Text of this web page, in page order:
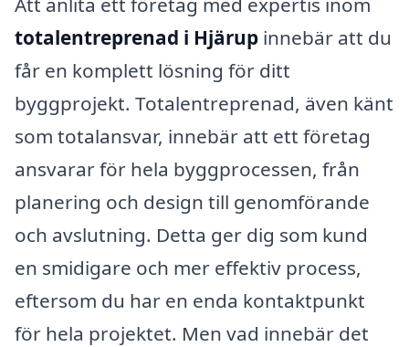
totalentreprenad i Hjärup innebär att du
får en komplett lösning för ditt
byggprojekt. Totalentreprenad, även känt
som totalansvar, innebär att ett företag
ansvarar för hela byggprocessen, från
planering och design till genomförande
och avslutning. Detta ger dig som kund
en smidigare och mer effektiv process,
eftersom du har en enda kontaktpunkt
för hela projektet. Men vad innebär det